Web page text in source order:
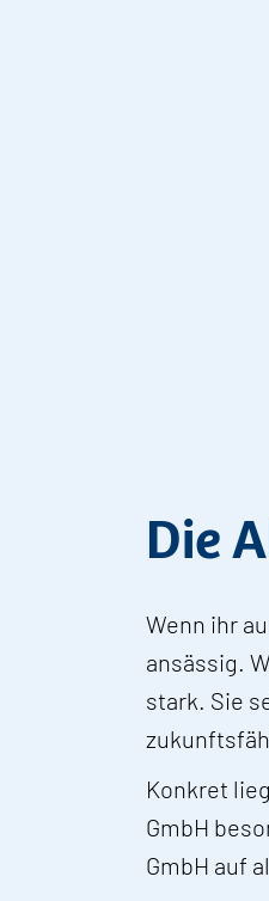
Die
Wenn ihr
ansässig.
stark. Sie
Konkret
GmbH
GmbH auf